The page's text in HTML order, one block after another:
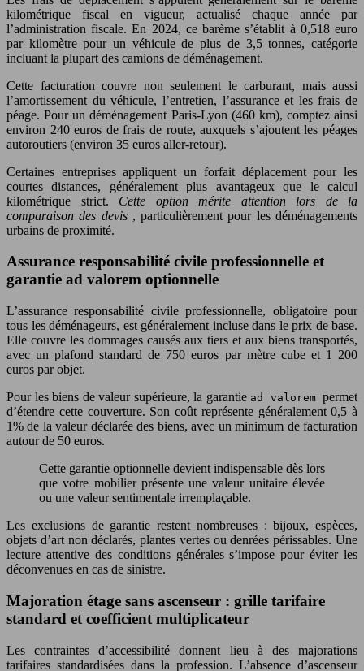
kilométrique fiscal en vigueur, actualisé chaque année par
l’administration fiscale. En 2024, ce barème s’établit à 0,518 euro
par kilomètre pour un véhicule de plus de 3,5 tonnes, catégorie
incluant la plupart des camions de déménagement.
Cette facturation couvre non seulement le carburant, mais aussi
l’amortissement du véhicule, l’entretien, l’assurance et les frais de
péage. Pour un déménagement Paris-Lyon (460 km), comptez ainsi
environ 240 euros de frais de route, auxquels s’ajoutent les péages
autoroutiers (environ 35 euros aller-retour).
Certaines entreprises appliquent un forfait déplacement pour les
courtes distances, généralement plus avantageux que le calcul
kilométrique strict. Cette option mérite attention lors de la
comparaison des devis , particulièrement pour les déménagements
urbains de proximité.
Assurance responsabilité civile professionnelle et
garantie ad valorem optionnelle
L’assurance responsabilité civile professionnelle, obligatoire pour
tous les déménageurs, est généralement incluse dans le prix de base.
Elle couvre les dommages causés aux tiers et aux biens transportés,
avec un plafond standard de 750 euros par mètre cube et 1 200
euros par objet.
Pour les biens de valeur supérieure, la garantie ad valorem permet
d’étendre cette couverture. Son coût représente généralement 0,5 à
1% de la valeur déclarée des biens, avec un minimum de facturation
autour de 50 euros.
Cette garantie optionnelle devient indispensable dès lors
que votre mobilier présente une valeur unitaire élevée
ou une valeur sentimentale irremplaçable.
Les exclusions de garantie restent nombreuses : bijoux, espèces,
objets d’art non déclarés, plantes vertes ou denrées périssables. Une
lecture attentive des conditions générales s’impose pour éviter les
déconvenues en cas de sinistre.
Majoration étage sans ascenseur : grille tarifaire
standard et coefficient multiplicateur
Les contraintes d’accessibilité donnent lieu à des majorations
tarifaires standardisées dans la profession. L’absence d’ascenseur